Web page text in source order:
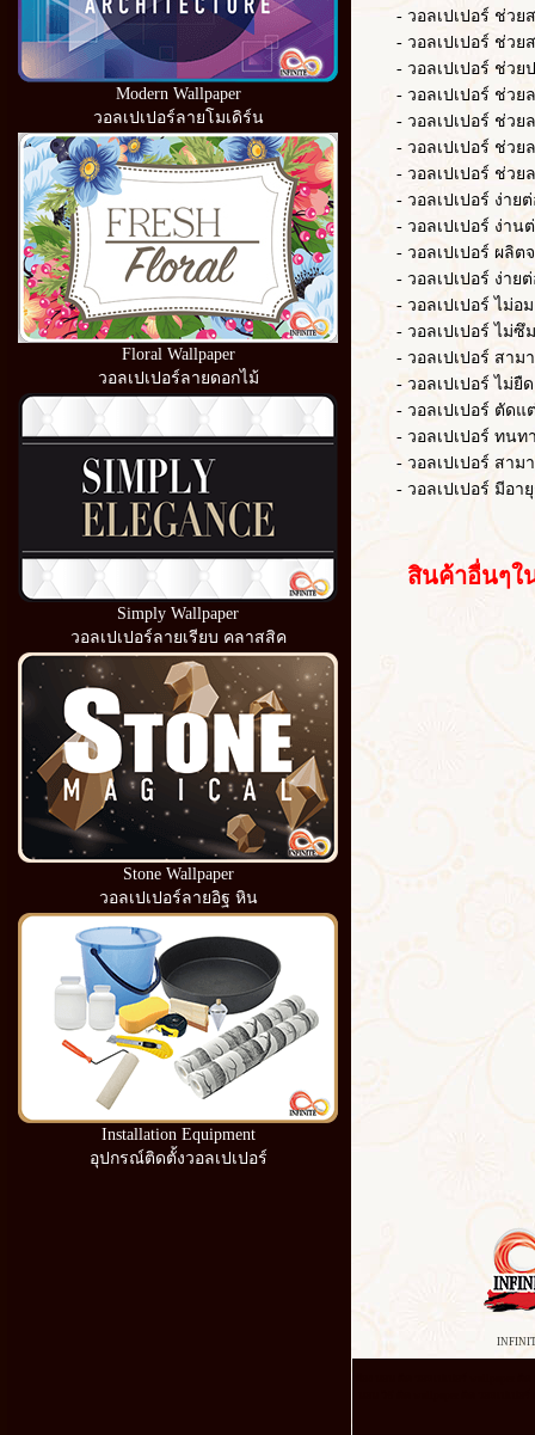
Modern Wallpaper
วอลเปเปอร์ลายโมเดิร์น
Floral Wallpaper
วอลเปเปอร์ลายดอกไม้
Simply Wallpaper
วอลเปเปอร์ลายเรียบ คลาสสิค
Stone Wallpaper
วอลเปเปอร์ลายอิฐ หิน
Installation Equipment
อุปกรณ์ติดตั้งวอลเปเปอร์
- วอลเปเปอร์ ช่วยสร้
- วอลเปเปอร์ ช่วยส
- วอลเปเปอร์ ช่วยป
- วอลเปเปอร์ ช่วยลด
- วอลเปเปอร์ ช่วยลด
- วอลเปเปอร์ ช่วยล
- วอลเปเปอร์ ช่วยลด
- วอลเปเปอร์ ง่ายต่
- วอลเปเปอร์ ง่านต่
- วอลเปเปอร์ ผลิตจ
- วอลเปเปอร์ ง่ายต่
- วอลเปเปอร์ ไม่อ
- วอลเปเปอร์ ไม่ซึ
- วอลเปเปอร์ สามาร
- วอลเปเปอร์ ไม่ยืด
- วอลเปเปอร์ ตัดแต่
- วอลเปเปอร์ ทนท
- วอลเปเปอร์ สามา
- วอลเปเปอร์ มีอายุ
สินค้าอื่นๆใน